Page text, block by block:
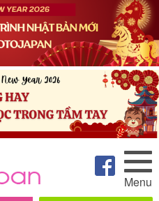
Menu